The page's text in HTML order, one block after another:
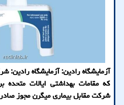
آزمایشگاه رادین: آزمایشگاه رادین:
که مقامات بهداشتی ایالات متحده
شرکت مقابل بیماری میگرن مجوز